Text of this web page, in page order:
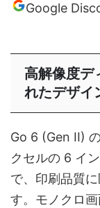
Google
高解像度デ
れたデザイ
Go 6 (Gen II)
クセルの 6 イ
で、印刷品質
す。モノクロ